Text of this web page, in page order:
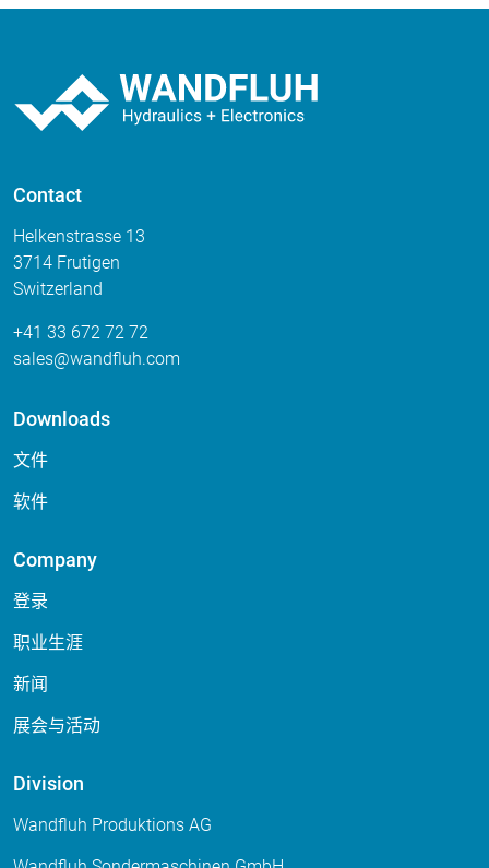
Contact
Helkenstrasse 13
3714 Frutigen
Switzerland
+41 33 672 72 72
sales
wandfluh com
Downloads
文件
软件
Company
登录
职业生涯
新闻
展会与活动
Division
Wandfluh Produktions AG